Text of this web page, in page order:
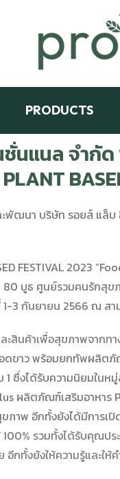
PRODUCTS
นแนล จำกั
PLANT
ฒนา บริษัท รอยส์ แล็บ
FESTIVAL 2023
80 บูธ ศูนย์รวมคนรักสุข
1-3 กันยายน 2566 ณ ส
ะสินค้าเพื่อสุขภาพจากท
ขาว พร้อมยกทัพผลิตภั
งได้รับความนิยมในหมู่
ผลิตภัณฑ์เสริมอาหาร
าพ อีกทั้งยังได้มีการเ
รวมทั้งได้รับคุณปร
อีกทั้งยังให้ความรู้แล